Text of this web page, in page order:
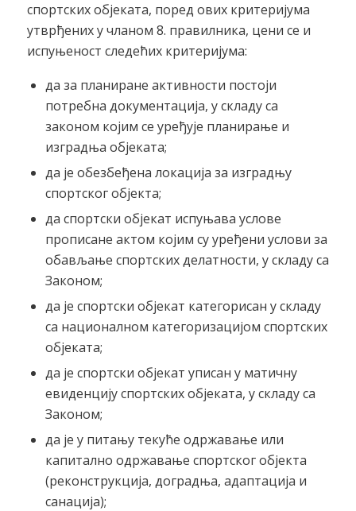
спортских објеката, поред ових критеријума
утврђених у чланом 8. правилника, цени се и
испуњеност следећих критеријума:
да за планиране активности постоји
потребна документација, у складу са
законом којим се уређује планирање и
изградња објеката;
да је обезбеђена локација за изградњу
спортског објекта;
да спортски објекат испуњава услове
прописане актом којим су уређени услови за
обављање спортских делатности, у складу са
Законом;
да је спортски објекат категорисан у складу
са националном категоризацијом спортских
објеката;
да је спортски објекат уписан у матичну
евиденцију спортских објеката, у складу са
Законом;
да је у питању текуће одржавање или
капитално одржавање спортског објекта
(реконструкција, доградња, адаптација и
санација);